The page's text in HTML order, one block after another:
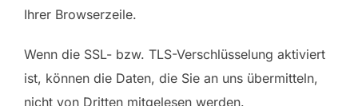
Ihrer Browserzeile.
Wenn die SSL- bzw. TLS-Verschlüsselung aktiviert
ist, können die Daten, die Sie an uns übermitteln,
nicht von Dritten mitgelesen werden.